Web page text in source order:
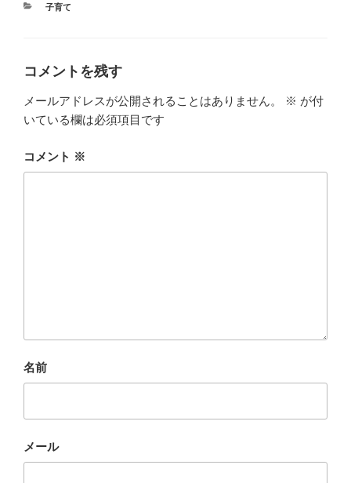
カ
子育て
コメントを残す
メールアドレスが公開されることはありません。 ※ が付
いている欄は必須項目です
コメント ※
名前
メール